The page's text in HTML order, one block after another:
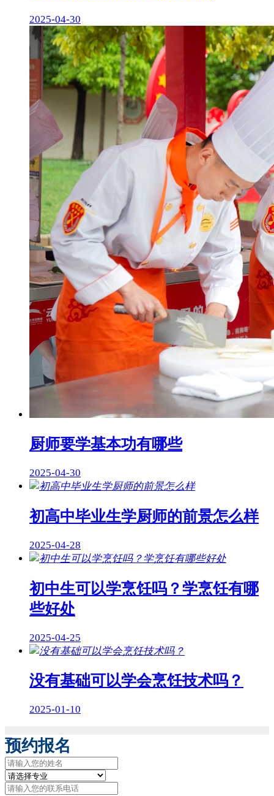
2025-04-30
厨师要学基本功有哪些
2025-04-30
初高中毕业生学厨师的前景怎么样
2025-04-28
初中生可以学烹饪吗？学烹饪有哪
些好处
2025-04-25
没有基础可以学会烹饪技术吗？
2025-01-10
预约报名